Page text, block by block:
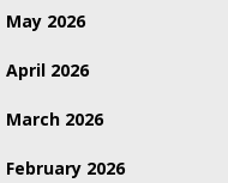
May 2026
April 2026
March 2026
February 2026